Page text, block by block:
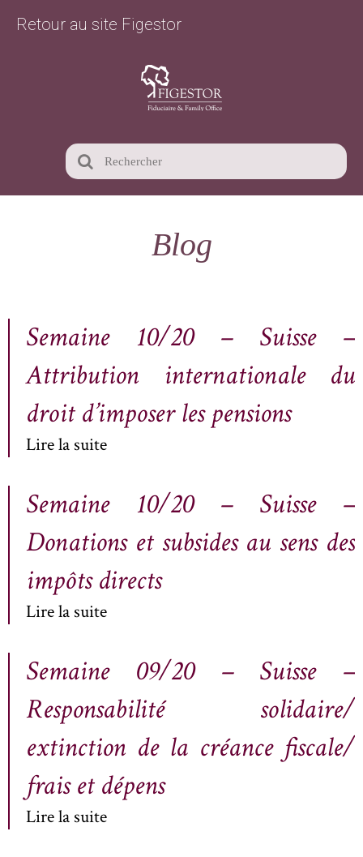
Retour au site Figestor
Blog
Semaine 10/20 – Suisse –
Attribution internationale du
droit d’imposer les pensions
Lire la suite
Semaine 10/20 – Suisse –
Donations et subsides au sens des
impôts directs
Lire la suite
Semaine 09/20 – Suisse –
Responsabilité solidaire/
extinction de la créance fiscale/
frais et dépens
Lire la suite